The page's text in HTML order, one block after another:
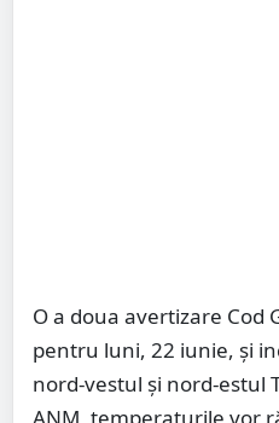
O a doua avertizare Cod
pentru luni, 22 iunie, și
nord-vestul și nord-estul